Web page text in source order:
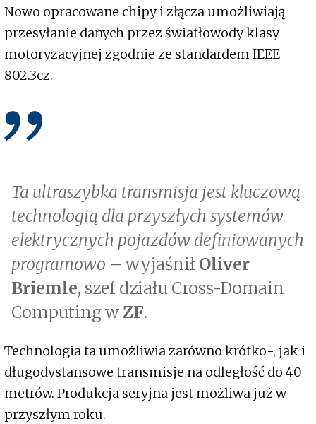
Nowo opracowane chipy i złącza umożliwiają
przesyłanie danych przez światłowody klasy
motoryzacyjnej zgodnie ze standardem IEEE
802.3cz.
Ta ultraszybka transmisja jest kluczową
technologią dla przyszłych systemów
elektrycznych pojazdów definiowanych
programowo – wyjaśnił Oliver
Briemle, szef działu Cross-Domain
Computing wZF.
Technologia ta umożliwia zarówno krótko-, jak i
długodystansowe transmisje na odległość do 40
metrów. Produkcja seryjna jest możliwa już w
przyszłym roku.